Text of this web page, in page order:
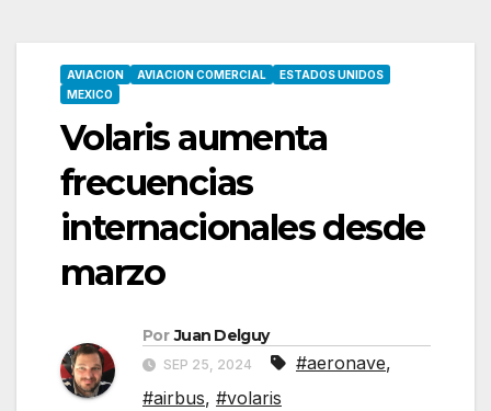
AVIACION AVIACION COMERCIAL
ESTADOS UNIDOS
MEXICO
Volaris aumenta
frecuencias
internacionales desde
marzo
Por Juan Delguy
SEP 25, 2024 #aeronave,
#airbus, #volaris